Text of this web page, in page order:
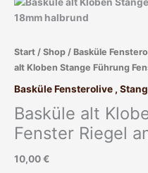
Start / Shop / Basküle
alt Kloben Stange Führung
Basküle Fensterolive ,
Basküle alt
Fenster Riegel
10,00€
Führung
Fenster
antik
18mm
halbrund